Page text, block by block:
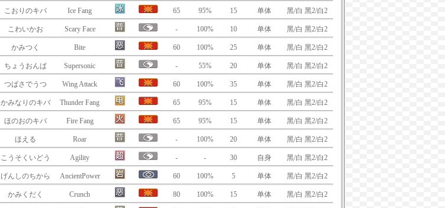
こおりのキバ Ice Fang 65 95% 15 单体 黑/白 黑2/白2
こわいかお Scary Face - 100% 10 单体 黑/白 黑2/白2
かみつく Bite 60 100% 25 单体 黑/白 黑2/白2
ちょうおんぱ Supersonic - 55% 20 单体 黑/白 黑2/白2
つばさでうつ Wing Attack 60 100% 35 单体 黑/白 黑2/白2
かみなりのキバ Thunder Fang 65 95% 15 单体 黑/白 黑2/白2
ほのおのキバ Fire Fang 65 95% 15 单体 黑/白 黑2/白2
ほえる Roar - 100% 20 单体 黑/白 黑2/白2
こうそくいどう Agility - - 30 自身 黑/白 黑2/白2
げんしのちから AncientPower 60 100% 5 单体 黑/白 黑2/白2
かみくだく Crunch 80 100% 15 单体 黑/白 黑2/白2